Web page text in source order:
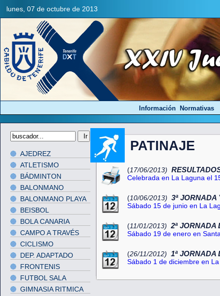
lunes, 07 de octubre de 2013
AJEDREZ
ATLETISMO
BÁDMINTON
BALONMANO
BALONMANO PLAYA
BEISBOL
BOLA CANARIA
CAMPO A TRAVÉS
CICLISMO
DEP. ADAPTADO
FRONTENIS
FUTBOL SALA
GIMNASIA RITMICA
PATINAJE
(17/06/2013)
Celebrada en La Laguna el
(10/06/2013) 3ª JORNADA
Sábado 15 de junio en La
(11/01/2013) 2ª JORNADA
Sábado 19 de enero en
(26/11/2012) 1ª JORNADA
Sábado 1 de diciembre en
Información Normativas